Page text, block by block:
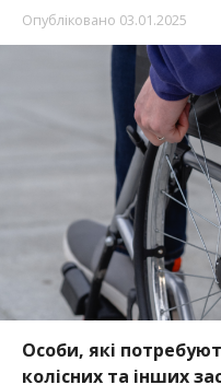
Опубліковано 03.01.2025
Особи, які
колісних та інших